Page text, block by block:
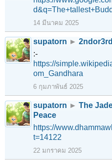
14 มีนาคม 2025
supatorn ►
:-
https://
om_Gandhara
6 กุมภาพันธ์ 2025
supatorn ► The
Peace
https://
t=14122
22 มกราคม 2025